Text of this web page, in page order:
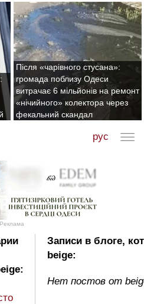
Після «чарівного стусана»:
громада поблизу Одеси
витрачає 6 мільйонів на ремонт
«нічийного» колектора через
фекальний скандал
рус
Реклама
Записи в блоге,
beige:
Нет постов от